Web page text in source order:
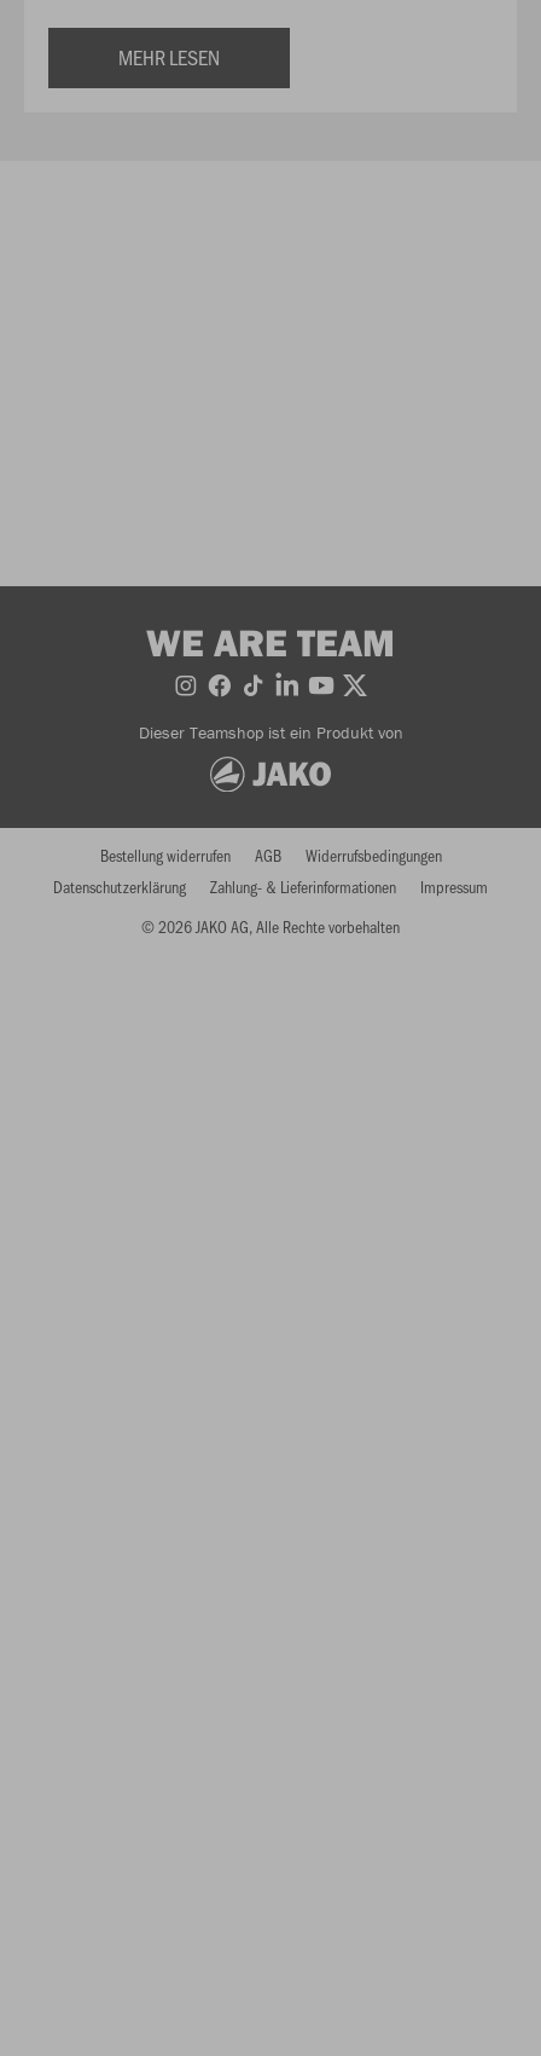
MEHR LESEN
WE ARE TEAM
Dieser Teamshop ist ein Produkt von
© 2026 JAKO AG, Alle Rechte vorbehalten
Bestellung widerrufen AGB
Widerrufsbedingungen
Datenschutzerklärung
Zahlung- & Lieferinformationen Impressum